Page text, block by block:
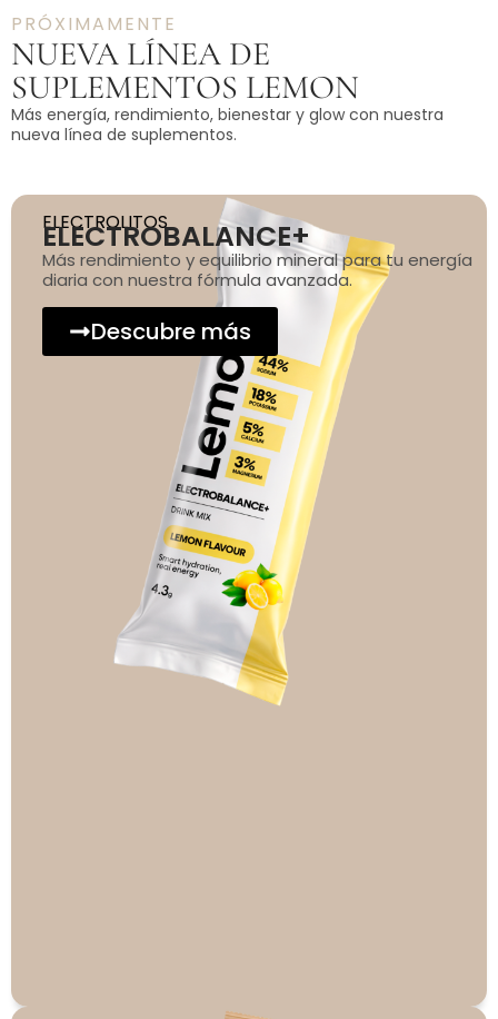
PRÓXIMAMENTE
NUEVA LÍNEA DE
SUPLEMENTOS LEMON
Más energía, rendimiento, bienestar y glow con nuestra
nueva línea de suplementos.
ELECTROLITOS
ELECTROBALANCE+
Más rendimiento y equilibrio mineral para tu energía
diaria con nuestra fórmula avanzada.
Descubre más